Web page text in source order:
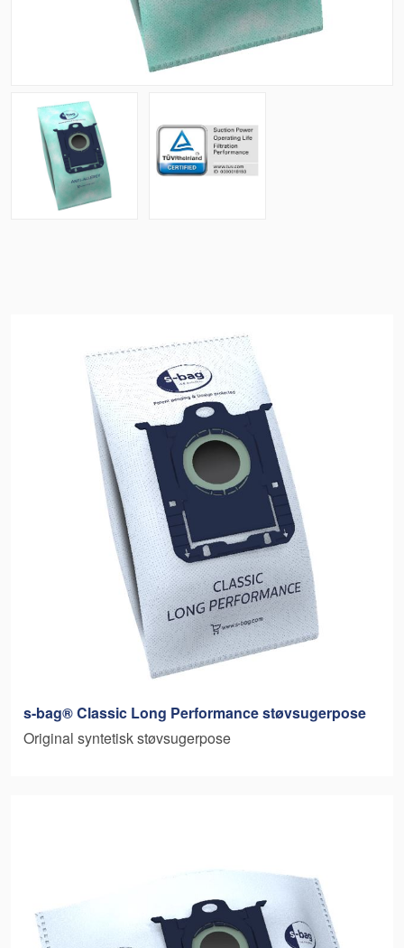
s-bag® Classic Long Performance støvsugerpose
Original syntetisk støvsugerpose